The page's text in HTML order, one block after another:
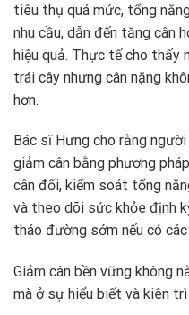
tiêu thụ quá mức, tổng
nhu cầu, dẫn đến tăng cân
hiệu quả. Thực tế cho thấy
trái cây nhưng cân nặng
hơn.
Bác sĩ Hưng cho rằng
giảm cân bằng phương
cân đối, kiểm soát tổng
và theo dõi sức khỏe định
tháo đường sớm nếu có
Giảm cân bền vững không
mà ở sự hiểu biết và kiên